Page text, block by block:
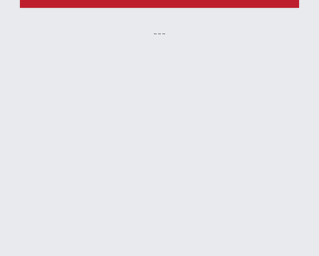
---